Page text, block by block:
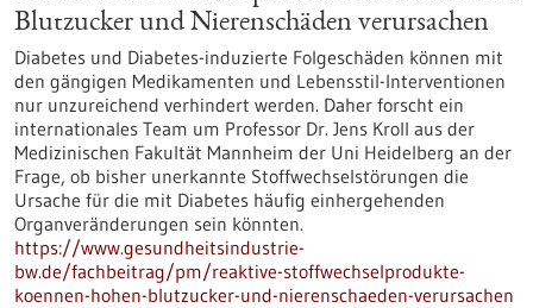
Blutzucker und Nierenschäden verursachen
Diabetes und Diabetes-induzierte Folgeschäden können mit
den gängigen Medikamenten und Lebensstil-Interventionen
nur unzureichend verhindert werden. Daher forscht ein
internationales Team um Professor Dr. Jens Kroll aus der
Medizinischen Fakultät Mannheim der Uni Heidelberg an der
Frage, ob bisher unerkannte Stoffwechselstörungen die
Ursache für die mit Diabetes häufig einhergehenden
Organveränderungen sein könnten.
https://www.gesundheitsindustrie-
bw.de/fachbeitrag/pm/reaktive-stoffwechselprodukte-
koennen-hohen-blutzucker-und-nierenschaeden-verursachen